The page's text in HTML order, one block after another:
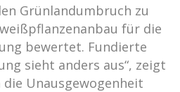
Grünlandumbruch zu
für die
bewertet. Fundierte
sieht anders aus“, zeigt
Unausgewogenheit